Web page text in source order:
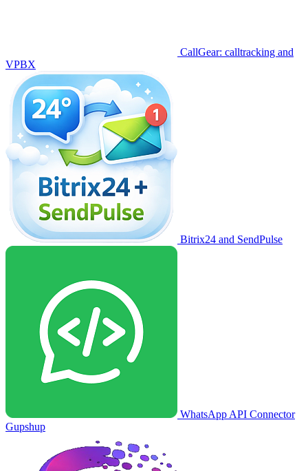
CallGear: calltracking and
VPBX
Bitrix24 and SendPulse
WhatsApp API Connector
Gupshup